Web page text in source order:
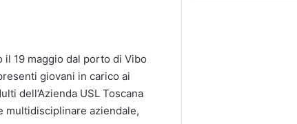
il 19 maggio dal porto di Vibo
giovani in carico ai
dell’Azienda USL Toscana
multidisciplinare aziendale,